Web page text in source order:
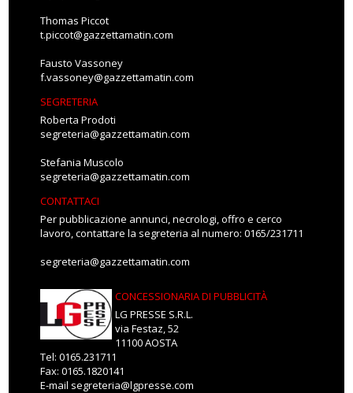
Thomas Piccot
t.piccot@gazzettamatin.com
Fausto Vassoney
f.vassoney@gazzettamatin.com
SEGRETERIA
Roberta Prodoti
segreteria@gazzettamatin.com
Stefania Muscolo
segreteria@gazzettamatin.com
CONTATTACI
Per pubblicazione annunci, necrologi, offro e cerco
lavoro, contattare la segreteria al numero: 0165/231711
segreteria@gazzettamatin.com
CONCESSIONARIA DI PUBBLICITÀ
LG PRESSE S.R.L.
via Festaz, 52
11100 AOSTA
Tel: 0165.231711
Fax: 0165.1820141
E-mail segreteria@lgpresse.com